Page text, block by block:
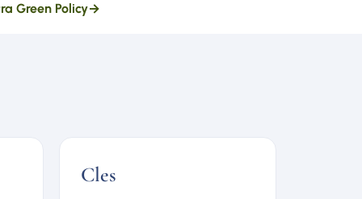
Green Policy→
Cles